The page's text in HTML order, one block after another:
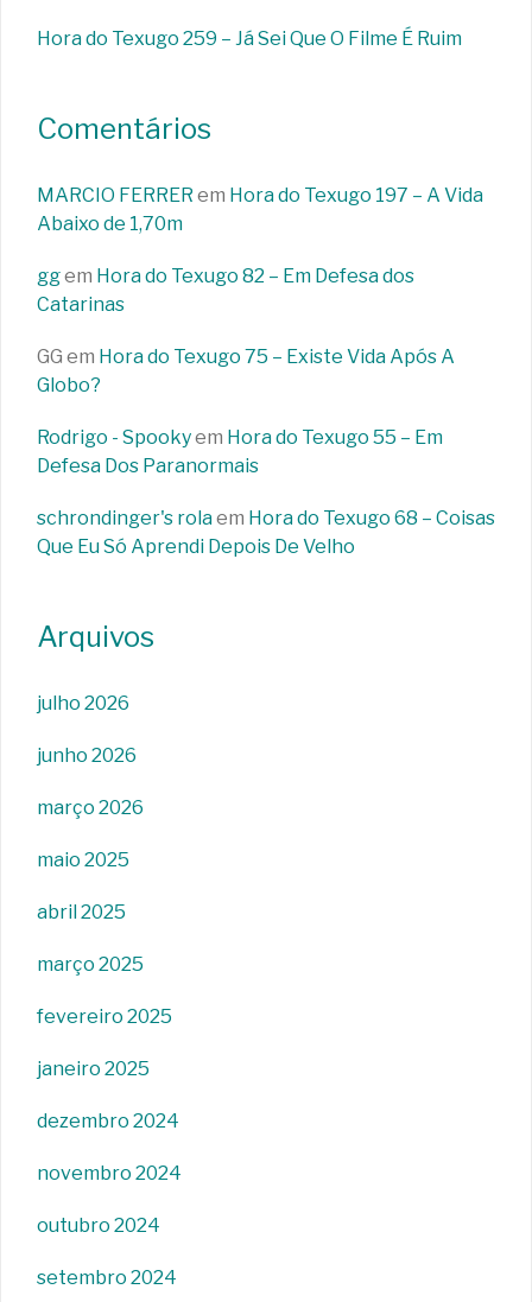
Hora do Texugo 259 – Já Sei Que O Filme É Ruim
Comentários
MARCIO FERRER em Hora do Texugo 197 – A Vida
Abaixo de 1,70m
ggem Hora do Texugo 82 – Em Defesa dos
Catarinas
GG em Hora do Texugo 75 – Existe Vida Após A
Globo?
Rodrigo - Spookyem Hora do Texugo 55 – Em
Defesa Dos Paranormais
schrondinger's rolaem Hora do Texugo 68 – Coisas
Que Eu Só Aprendi Depois De Velho
Arquivos
julho 2026
junho 2026
março 2026
maio 2025
abril 2025
março 2025
fevereiro 2025
janeiro 2025
dezembro 2024
novembro 2024
outubro 2024
setembro 2024